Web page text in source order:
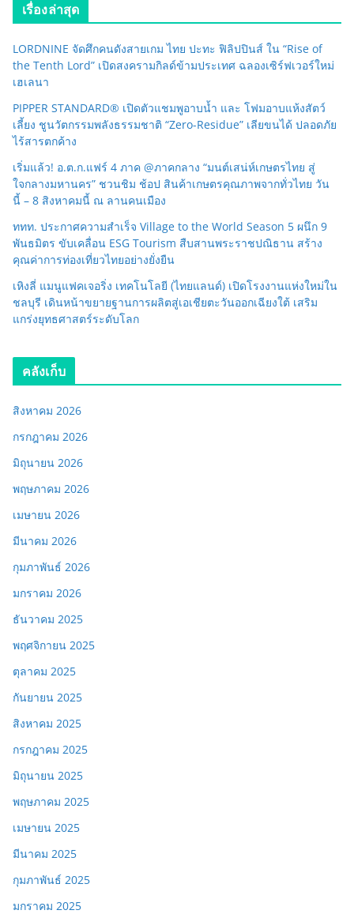
เรื่องล่าสุด
LORDNINE จัดศึกคนดังสายเกม ไทย ปะทะ ฟิลิปปินส์ ใน “Rise of
the Tenth Lord” เปิดสงครามกิลด์ข้ามประเทศ ฉลองเซิร์ฟเวอร์ใหม่
เฮเลนา
PIPPER STANDARD® เปิดตัวแชมพูอาบน้ำ และ โฟมอาบแห้งสัตว์
เลี้ยง ชูนวัตกรรมพลังธรรมชาติ “Zero-Residue” เลียขนได้ ปลอดภัย
ไร้สารตกค้าง
เริ่มแล้ว! อ.ต.ก.แฟร์ 4 ภาค @ภาคกลาง “มนต์เสน่ห์เกษตรไทย สู่
ใจกลางมหานคร” ชวนชิม ช้อป สินค้าเกษตรคุณภาพจากทั่วไทย วัน
นี้ – 8 สิงหาคมนี้ ณ ลานคนเมือง
ททท. ประกาศความสำเร็จ Village to the World Season 5 ผนึก 9
พันธมิตร ขับเคลื่อน ESG Tourism สืบสานพระราชปณิธาน สร้าง
คุณค่าการท่องเที่ยวไทยอย่างยั่งยืน
เหิงลี่ แมนูแฟคเจอริ่ง เทคโนโลยี (ไทยแลนด์) เปิดโรงงานแห่งใหม่ใน
ชลบุรี เดินหน้าขยายฐานการผลิตสู่เอเชียตะวันออกเฉียงใต้ เสริม
แกร่งยุทธศาสตร์ระดับโลก
คลังเก็บ
สิงหาคม 2026
กรกฎาคม 2026
มิถุนายน 2026
พฤษภาคม 2026
เมษายน 2026
มีนาคม 2026
กุมภาพันธ์ 2026
มกราคม 2026
ธันวาคม 2025
พฤศจิกายน 2025
ตุลาคม 2025
กันยายน 2025
สิงหาคม 2025
กรกฎาคม 2025
มิถุนายน 2025
พฤษภาคม 2025
เมษายน 2025
มีนาคม 2025
กุมภาพันธ์ 2025
มกราคม 2025